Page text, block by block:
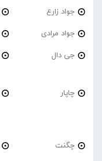
جواد زارع
جواد مرادی
جی دال
چاپار
چگنت